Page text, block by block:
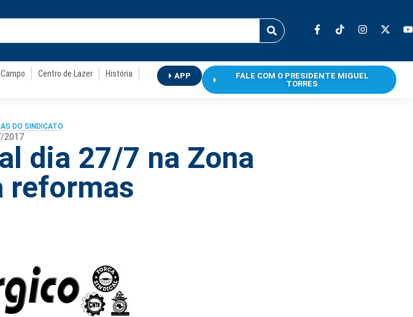
Centro de Lazer
História
APP
FALE COM O PRESIDENTE MIGUEL
TORRES
DO SINDICATO
2017
dia 27/7 na Zona
reformas